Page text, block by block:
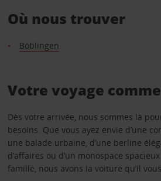
Où nous trouver
Böblingen
Votre voyage
Dès votre arrivée, nous sommes là
besoins. Que vous ayez envie d’une
une balade urbaine, d’une berline
d’affaires ou d’un monospace
famille, nous avons la voiture qu’il